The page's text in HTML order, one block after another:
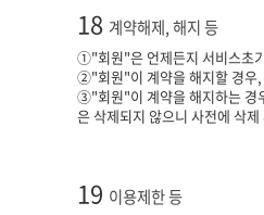
18 계약해제, 해지 등
①"회원"은 언제든지 서비스초
②"회원"이 계약을 해지할 경우,
③"회원"이 계약을 해지하는 경
은 삭제되지 않으니 사전에 삭
19 이용제한 등